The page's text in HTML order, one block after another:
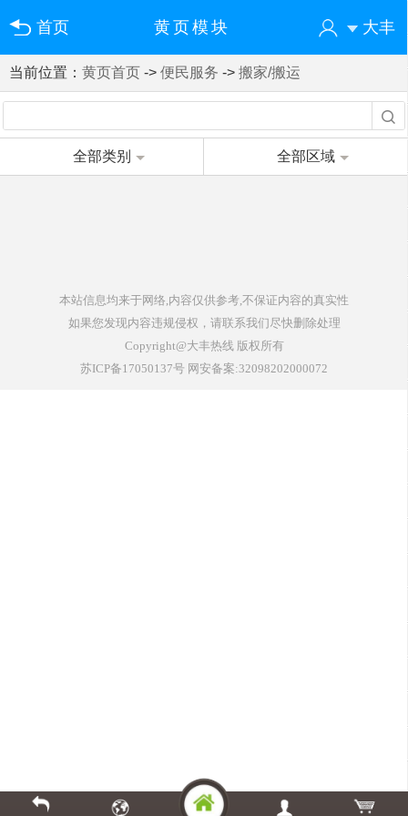
首页 大丰
黄页模块
您好！欢迎来到大丰热线
登录
注册 微信快速登录
当前位置： 黄页首页 -> 便民服务 -> 搬家/搬运
全部类别 全部区域
本站信息均来于网络,内容仅供参考,不保证内容的真实性
如果您发现内容违规侵权，请联系我们尽快删除处理
Copyright@大丰热线版权所有
苏ICP备17050137号 网安备案:32098202000072